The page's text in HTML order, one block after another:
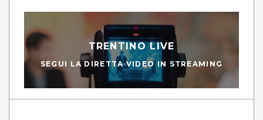
TRENTINO LIVE
SEGUI LA DIRETTA VIDEO IN STREAMING